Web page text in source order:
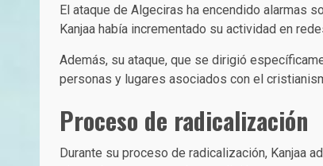
El ataque de Algeciras ha encendido alarmas
Kanjaa había incrementado su actividad en
Además, su ataque, que se dirigió
personas y lugares asociados con el
Proceso de radicalización
Durante su proceso de radicalización, Kanjaa